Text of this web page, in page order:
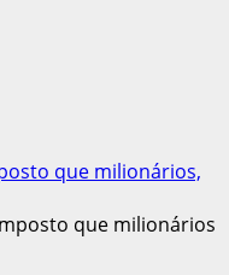
que milionários,